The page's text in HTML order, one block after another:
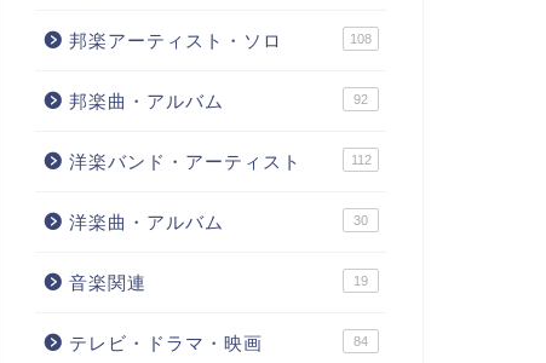
邦楽アーティスト・ソロ 108
邦楽曲・アルバム 92
洋楽バンド・アーティスト 112
洋楽曲・アルバム 30
音楽関連 19
テレビ・ドラマ・映画 84